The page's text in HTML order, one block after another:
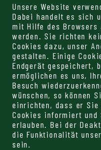
Unsere Website
Dabei handelt es sich
mit Hilfe des Browsers
werden. Sie richten
Cookies dazu, unser
gestalten. Einige
Endgerät gespeichert,
ermöglichen es uns,
Besuch
wünschen, so können
einrichten, dass er Sie
Cookies informiert
erlauben. Bei der
die Funktionalität
sein.